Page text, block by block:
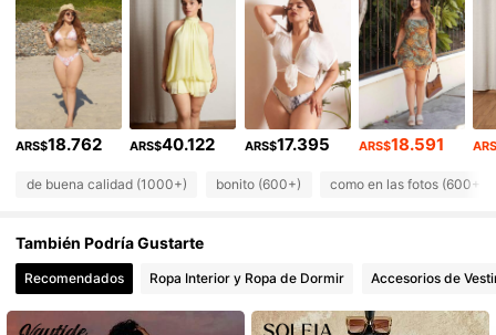
4,87 51K Seguidores
51K Seguidores
51K Seguidores
4,87 51K Seguidores
ARS$18.762 ARS$40.122 ARS$17.395 ARS$18.591
de buena calidad (1000+) bonito (600+) como en las fotos (600+)
También Podría Gustarte
Recomendados Ropa Interior y Ropa de Dormir Accesorios de